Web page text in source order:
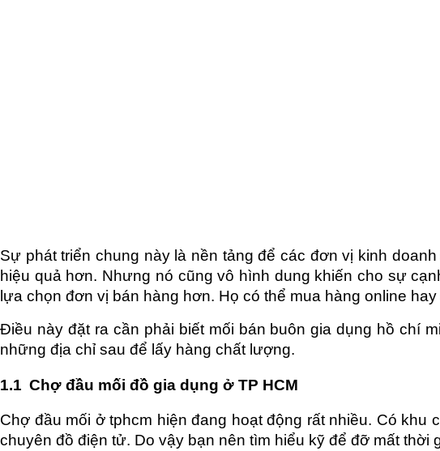
Sự phát triển chung này là nền tảng để các đơn vị kinh
hiệu quả hơn. Nhưng nó cũng vô hình dung khiến cho sự
lựa chọn đơn vị bán hàng hơn. Họ có thể mua hàng online
Điều này đặt ra cần phải biết mối bán buôn gia dụng hồ chí
những địa chỉ sau để lấy hàng chất lượng.
1.1 Chợ đầu mối đồ gia dụng ở TP HCM
Chợ đầu mối ở tphcm hiện đang hoạt động rất nhiều. Có
chuyên đồ điện tử. Do vậy bạn nên tìm hiểu kỹ để đỡ mất thời